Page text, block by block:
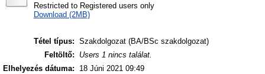
Restricted to Registered users only
Download (2MB)
Tétel típus: Szakdolgozat (BA/BSc szakdolgozat)
Feltöltő:
Users 1 nincs találat.
Elhelyezés dátuma:
18 Júni 2021 09:49